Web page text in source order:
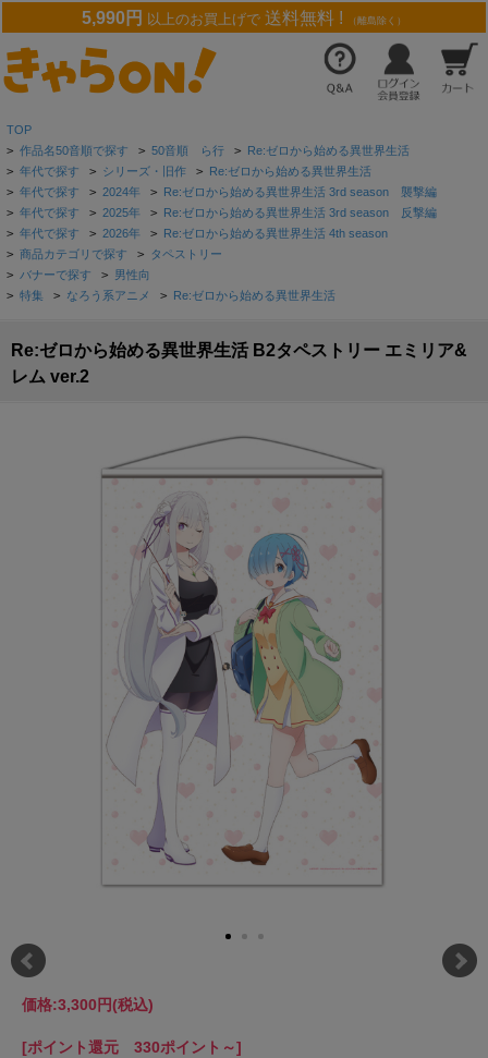
5,990円 以上のお買上げで 送料無料 ! （離島除く）
TOP
> 作品名50音順で探す > 50音順 ら行 > Re:ゼロから始める異世界生活
> 年代で探す > シリーズ・旧作 > Re:ゼロから始める異世界生活
> 年代で探す > 2024年 > Re:ゼロから始める異世界生活 3rd season 襲撃編
> 年代で探す > 2025年 > Re:ゼロから始める異世界生活 3rd season 反撃編
> 年代で探す > 2026年 > Re:ゼロから始める異世界生活 4th season
> 商品カテゴリで探す > タペストリー
> バナーで探す > 男性向
> 特集 > なろう系アニメ > Re:ゼロから始める異世界生活
Re:ゼロから始める異世界生活 B2タペストリー エミリア&
レム ver.2
価格:3,300円(税込)
[ポイント還元 330ポイント～]